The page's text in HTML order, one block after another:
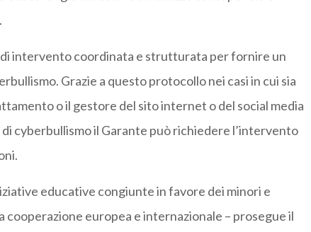
intervento coordinata e strutturata per fornire un
Grazie a questo protocollo nei casi in cui sia
o il gestore del sito internet o del social media
cyberbullismo il Garante può richiedere l’intervento
educative congiunte in favore dei minori e
cooperazione europea e internazionale – prosegue il